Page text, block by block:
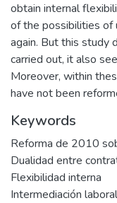
obtain internal
of the possibilities
again. But this study
carried out, it also
Moreover, within
have not been
Keywords
Reforma de 2010
Dualidad entre
Flexibilidad interna
Intermediación laboral